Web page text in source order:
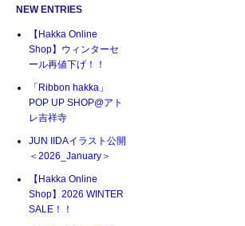
NEW ENTRIES
【Hakka Online
Shop】ウィンターセ
ール再値下げ！！
「Ribbon hakka」
POP UP SHOP@アト
レ吉祥寺
JUN IIDAイラスト公開
＜2026_January＞
【Hakka Online
Shop】2026 WINTER
SALE！！